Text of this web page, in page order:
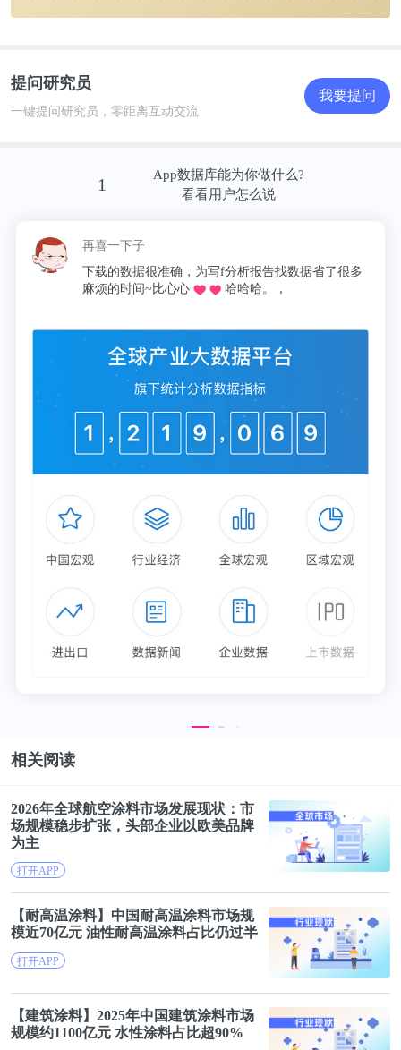
提问研究员
一键提问研究员，零距离互动交流
我要提问
1
App数据库能为你做什么?
看看用户怎么说
再喜一下子
下载的数据很准确，为写f分析报告找数据省了很多
麻烦的时间~比心心
哈哈哈。，
相关阅读
2026年全球航空涂料市场发展现状： 市
场规模稳步扩张，头部企业以欧美品牌
为主
打开APP
【耐高温涂料】中国耐高温涂料市场规
模近70亿元 油性耐高温涂料占比仍过半
打开APP
【建筑涂料】2025年中国建筑涂料市场
规模约1100亿元 水性涂料占比超90%